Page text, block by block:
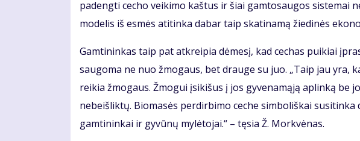
padengti cecho veikimo kaštus ir šiai gamtosaugos sistemai
modelis iš esmės atitinka dabar taip skatinamą žiedinės
Gamtininkas taip pat atkreipia dėmesį, kad cechas puikiai
saugoma ne nuo žmogaus, bet drauge su juo. „Taip jau yra,
reikia žmogaus. Žmogui įsikišus į jos gyvenamąją aplinką be
nebeišliktų. Biomasės perdirbimo ceche simboliškai
gamtininkai ir gyvūnų mylėtojai.“ – tęsia Ž. Morkvėnas.